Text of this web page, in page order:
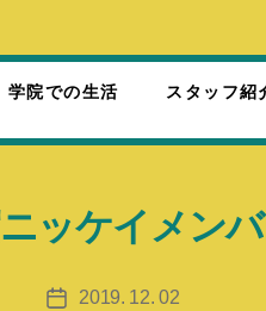
学院での生活 スタッフ紹
ッケイメン
投
2019. 12. 02